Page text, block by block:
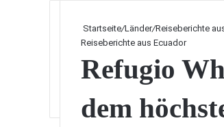
Startseite/Länder/Reiseberichte
Reiseberichte aus Ecuador
Refugio
dem